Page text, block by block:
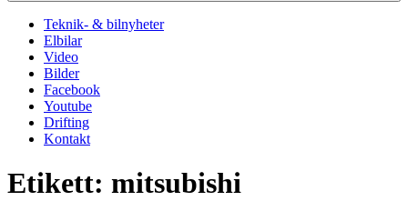
Teknik- & bilnyheter
Elbilar
Video
Bilder
Facebook
Youtube
Drifting
Kontakt
Etikett: mitsubishi